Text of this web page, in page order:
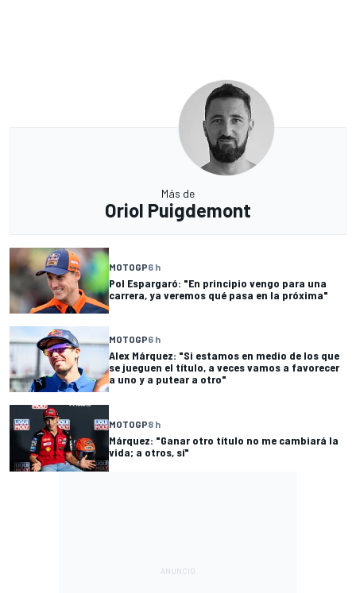
Más de
Oriol Puigdemont
MOTOGP6 h
Pol Espargaró: "En principio vengo para una
carrera, ya veremos qué pasa en la próxima"
MOTOGP6 h
Alex Márquez: "Si estamos en medio de los que
se jueguen el título, a veces vamos a favorecer
a uno y a putear a otro"
MOTOGP8 h
Márquez: "Ganar otro título no me cambiará la
vida; a otros, sí"